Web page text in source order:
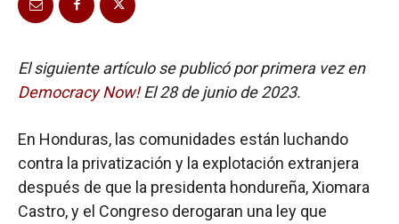
El siguiente artículo se publicó por primera vez en
Democracy Now!El 28 de junio de 2023.
En Honduras, las comunidades están luchando
contra la privatización y la explotación extranjera
después de que la presidenta hondureña, Xiomara
Castro, y el Congreso derogaran una ley que